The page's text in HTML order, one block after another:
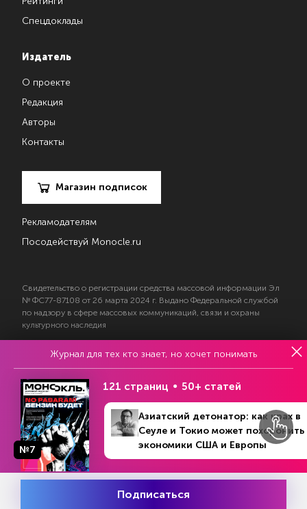
Спецдоклады
Издатель
О проекте
Редакция
Авторы
Контакты
Магазин подписок
Рекламодателям
Посодействуй Monocle.ru
Свидетельство о регистрации средства массовой информации Эл
№ ФС77-87108 от 26 марта 2024 г. Выдано Федеральной службой
по надзору в сфере массовых коммуникаций, связи и охраны
культурного наследия
© 2017—2026 АНО «Творческий коллектив Эксперт»
Политика конфиденциальности
Условия использования материалов
Согласие на обработку персональных данных
На информационном ресурсе применяются
Журнал для тех кто знает, но хочет понимать
№7
121 страниц 50+ статей
Азиатский детонатор: как крах в
Сеуле и Токио может похоронить
экономики США и Европы
Подписаться